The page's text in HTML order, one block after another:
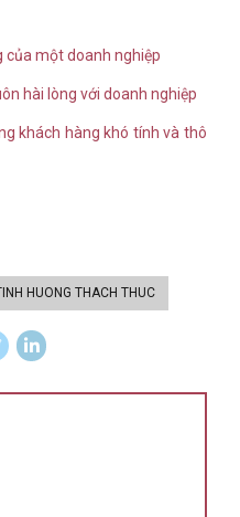
của một doanh nghiệp
hài lòng với doanh nghiệp
khách hàng khó tính và thô
HUONG THACH THUC